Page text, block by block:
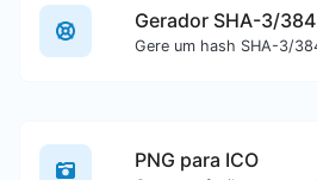
Gerador SHA-3/384
PNG para ICO